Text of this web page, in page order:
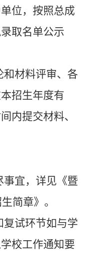
位，按照总成
取名单公示
和材料评审、各
招生年度有
内提交材料、
事宜，详见《暨
简章》。
复试环节如与学
校工作通知要